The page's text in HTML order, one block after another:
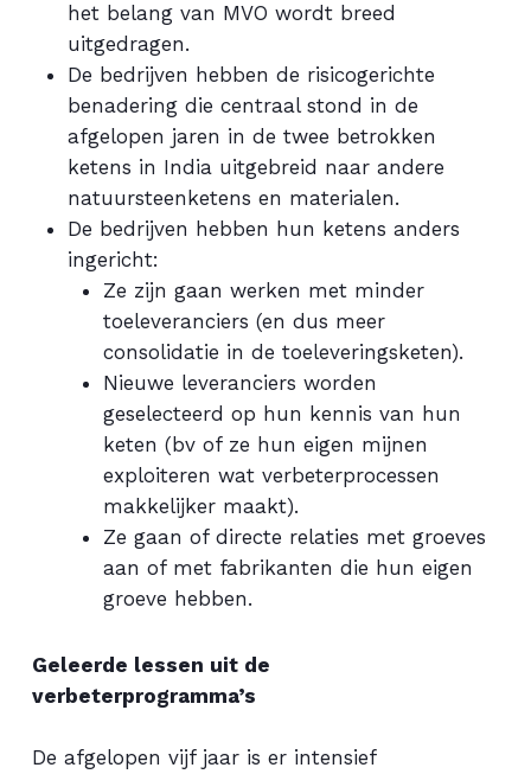
het belang van MVO wordt breed
uitgedragen.
De bedrijven hebben de risicogerichte
benadering die centraal stond in de
afgelopen jaren in de twee betrokken
ketens in India uitgebreid naar andere
natuursteenketens en materialen.
De bedrijven hebben hun ketens anders
ingericht:
Ze zijn gaan werken met minder
toeleveranciers (en dus meer
consolidatie in de toeleveringsketen).
Nieuwe leveranciers worden
geselecteerd op hun kennis van hun
keten (bv of ze hun eigen mijnen
exploiteren wat verbeterprocessen
makkelijker maakt).
Ze gaan of directe relaties met groeves
aan of met fabrikanten die hun eigen
groeve hebben.
Geleerde lessen uit de
verbeterprogramma’s
De afgelopen vijf jaar is er intensief